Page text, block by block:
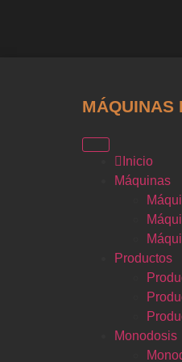
MÁQUINAS
Inicio
Máquinas
Productos
Monodosis